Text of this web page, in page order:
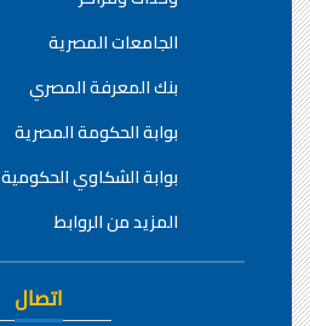
الجامعات المصرية
بنك المعرفة المصري
بوابة الحكومة المصرية
بوابة الشكاوي الحكومية
المزيد من الروابط
اتصال